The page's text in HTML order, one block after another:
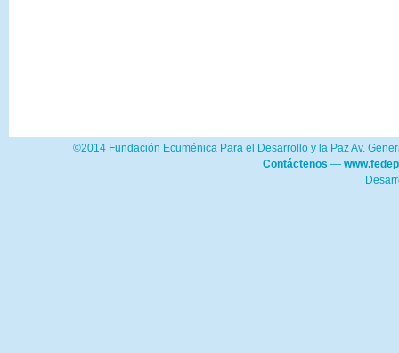
©2014 Fundación Ecuménica Para el Desarrollo y la Paz Av.
Contáctenos —